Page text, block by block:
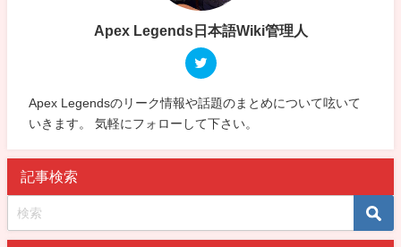
Apex Legends日本語Wiki管理人
Apex Legendsのリーク情報や話題のまとめについて呟いて
いきます。 気軽にフォローして下さい。
記事検索